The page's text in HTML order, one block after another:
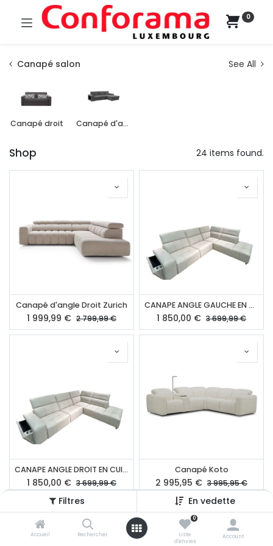
Filtres En vedette
Accueil Rechercher
0
Liste
d'envies
Account
0
Canapé salon See All
Canapé droit Canapé d'angle
Shop 24 items found.
Canapé d'angle Droit Zurich
1 999,99 € 2 799,99€
CANAPE ANGLE GAUCHE EN CUIR FROST
1 850,00 € 3 699,99€
CANAPE ANGLE DROIT EN CUIR FROST
1 850,00 € 3 699,99€
Canapé Koto
2 995,95 € 3 995,95€
Tous les produits sont chargés.